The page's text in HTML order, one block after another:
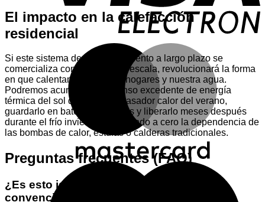
El impacto en la calefacción
residencial
Si este sistema de almacenamiento a largo plazo se
comercializa con éxito a gran escala, revolucionará la forma
en que calentamos nuestros hogares y nuestra agua.
Podremos acumular el inmenso excedente de energía
térmica del sol durante el abrasador calor del verano,
guardarlo en baterías químicas y liberarlo meses después
durante el frío invierno, reduciendo a cero la dependencia de
las bombas de calor, estufas o calderas tradicionales.
Preguntas frecuentes (FAQ)
¿Es esto igual que una batería de litio
convencional?